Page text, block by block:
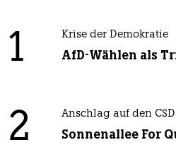
1 Krise der Demokratie
AfD-Wählen als
2 Anschlag auf den
Sonnenallee For